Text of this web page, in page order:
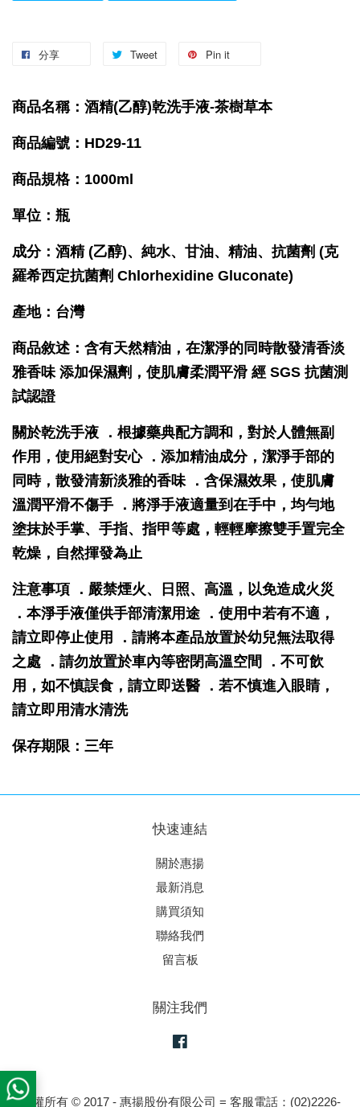
分享 Tweet Pin it
商品名稱：酒精(乙醇)乾洗手液-茶樹草本
商品編號：HD29-11
商品規格：1000ml
單位：瓶
成分：酒精 (乙醇)、純水、甘油、精油、抗菌劑 (克
羅希西定抗菌劑 Chlorhexidine Gluconate)
產地：台灣
商品敘述：含有天然精油，在潔淨的同時散發清香淡
雅香味 添加保濕劑，使肌膚柔潤平滑 經 SGS 抗菌測
試認證
關於乾洗手液 ．根據藥典配方調和，對於人體無副
作用，使用絕對安心 ．添加精油成分，潔淨手部的
同時，散發清新淡雅的香味 ．含保濕效果，使肌膚
溫潤平滑不傷手 ．將淨手液適量到在手中，均勻地
塗抹於手掌、手指、指甲等處，輕輕摩擦雙手置完全
乾燥，自然揮發為止
注意事項 ．嚴禁煙火、日照、高溫，以免造成火災
．本淨手液僅供手部清潔用途 ．使用中若有不適，
請立即停止使用 ．請將本產品放置於幼兒無法取得
之處 ．請勿放置於車內等密閉高溫空間 ．不可飲
用，如不慎誤食，請立即送醫 ．若不慎進入眼睛，
請立即用清水清洗
保存期限：三年
快速連結
關於惠揚
最新消息
購買須知
聯絡我們
留言板
關注我們
版權所有 © 2017 - 惠揚股份有限公司 = 客服電話：(02)2226-